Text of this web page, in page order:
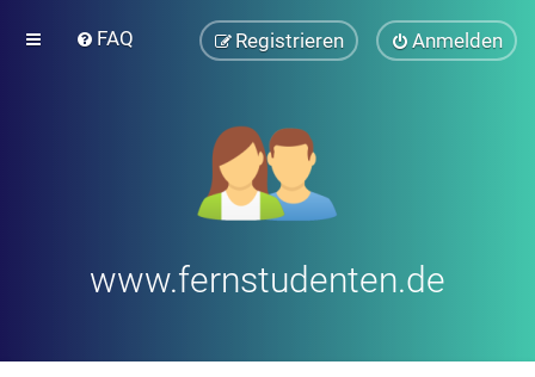
FAQ Anmelden
Registrieren
www.fernstudenten.de